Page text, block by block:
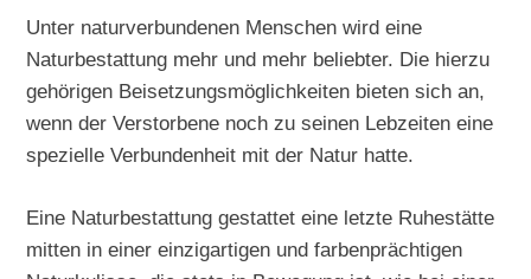
Unter naturverbundenen Menschen wird eine
Naturbestattung mehr und mehr beliebter. Die hierzu
gehörigen Beisetzungsmöglichkeiten bieten sich an,
wenn der Verstorbene noch zu seinen Lebzeiten eine
spezielle Verbundenheit mit der Natur hatte.
Eine Naturbestattung gestattet eine letzte Ruhestätte
mitten in einer einzigartigen und farbenprächtigen